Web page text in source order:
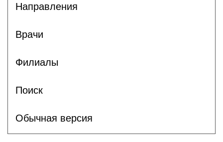
Направления
Врачи
Филиалы
Поиск
Обычная версия